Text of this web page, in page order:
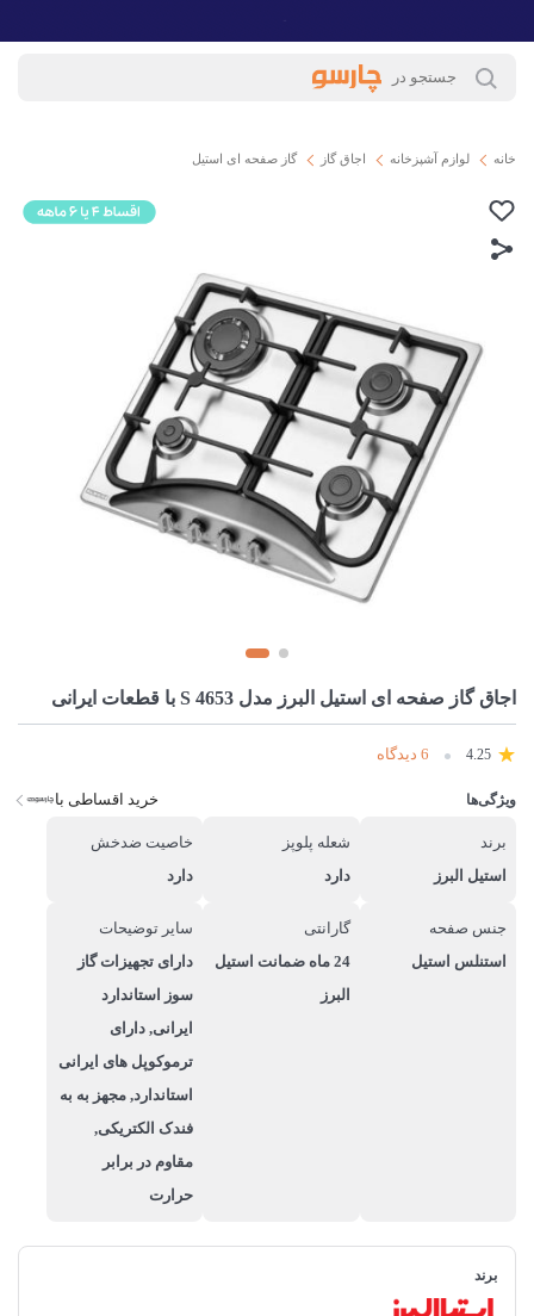
خانه لوازم آشپزخانه اجاق گاز گاز صفحه ای استیل
اجاق گاز صفحه ای استیل البرز مدل S 4653 با قطعات ایرانی
4.25 6 دیدگاه
ویژگی‌ها خرید اقساطی با
برند
استیل البرز
شعله پلوپز
دارد
خاصیت ضدخش
دارد
جنس صفحه
استنلس استیل
گارانتی
24 ماه ضمانت استیل
البرز
سایر توضیحات
دارای تجهیزات گاز
سوز استاندارد
ایرانی, دارای
ترموکوپل های ایرانی
استاندارد, مجهز به به
فندک الکتریکی,
مقاوم در برابر
حرارت
برند